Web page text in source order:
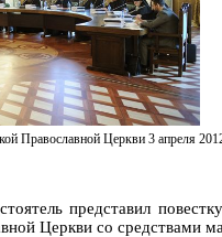
Православной Церкви 3 апреля
представил
Церкви со средствами